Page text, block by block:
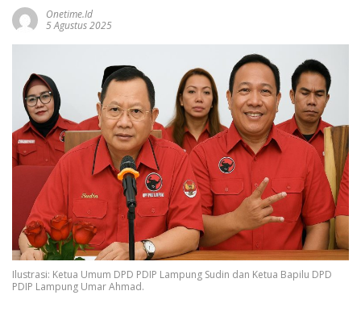
Onetime.id
5 Agustus 2025
Ilustrasi: Ketua Umum DPD PDIP Lampung Sudin dan Ketua Bapilu DPD
PDIP Lampung Umar Ahmad.